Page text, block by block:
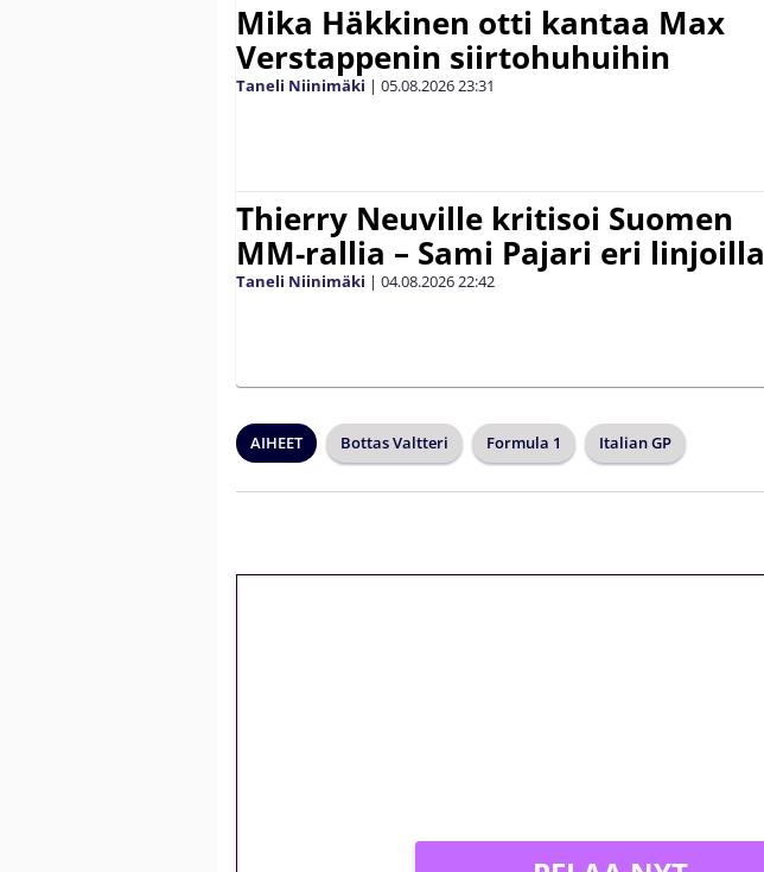
Mika Häkkinen otti kantaa Max
Verstappenin siirtohuhuihin
Taneli Niinimäki | 05.08.202623:31
Thierry Neuville kritisoi Suomen
MM-rallia – Sami Pajari eri linjoilla
Taneli Niinimäki | 04.08.202622:42
AIHEET Bottas Valtteri Formula 1 Italian GP